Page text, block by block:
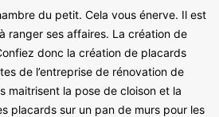
du petit. Cela vous énerve. Il est
ranger ses affaires. La création de
donc la création de placards
de l’entreprise de rénovation de
maitrisent la pose de cloison et la
placards sur un pan de murs pour les